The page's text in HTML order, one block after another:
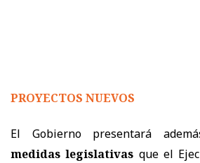
PROYECTOS NUEVOS
El Gobierno presentará
medidas legislativas que el